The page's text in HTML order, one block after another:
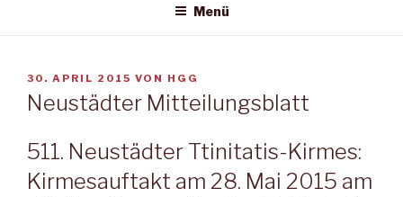
Menü
VERÖFFENTLICHT
AM
30. APRIL 2015 VON HGG
Neustädter Mitteilungsblatt
511. Neustädter Ttinitatis-Kirmes:
Kirmesauftakt am 28. Mai 2015 am